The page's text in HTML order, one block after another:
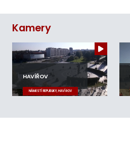
Kamery
HAVÍŘOV
NÁMĚSTÍ REPUBLIKY, HAVÍŘOV